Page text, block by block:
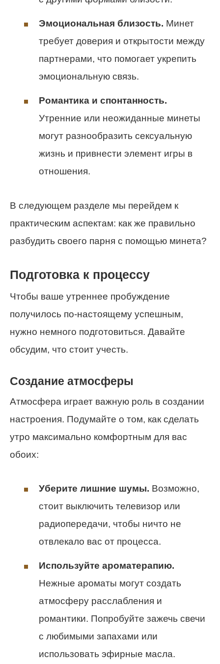
Эмоциональная близость. Минет
требует доверия и открытости между
партнерами, что помогает укрепить
эмоциональную связь.
Романтика и спонтанность.
Утренние или неожиданные минеты
могут разнообразить сексуальную
жизнь и привнести элемент игры в
отношения.
В следующем разделе мы перейдем к
практическим аспектам: как же правильно
разбудить своего парня с помощью минета?
Подготовка к процессу
Чтобы ваше утреннее пробуждение
получилось по-настоящему успешным,
нужно немного подготовиться. Давайте
обсудим, что стоит учесть.
Создание атмосферы
Атмосфера играет важную роль в создании
настроения. Подумайте о том, как сделать
утро максимально комфортным для вас
обоих:
Уберите лишние шумы. Возможно,
стоит выключить телевизор или
радиопередачи, чтобы ничто не
отвлекало вас от процесса.
Используйте ароматерапию.
Нежные ароматы могут создать
атмосферу расслабления и
романтики. Попробуйте зажечь свечи
с любимыми запахами или
использовать эфирные масла.